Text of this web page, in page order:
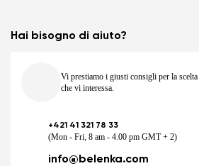
Hai bisogno di aiuto?
Vi prestiamo i giusti consigli per la
che vi interessa.
+421 41 321 78 33
(Mon - Fri, 8 am - 4.00 pm GMT + 2)
info@belenka.com